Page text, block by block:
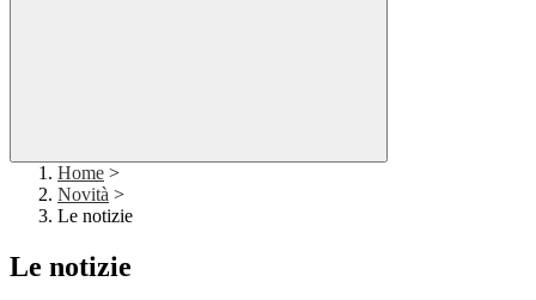
Home >
Novità >
Le notizie
Le notizie